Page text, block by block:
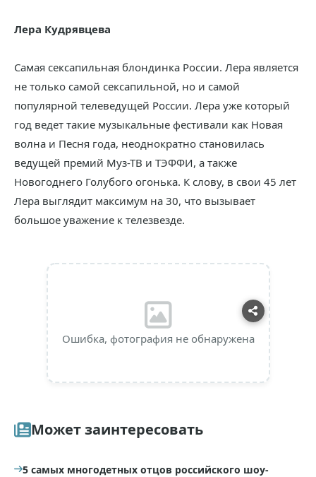
Лера Кудрявцева
Самая сексапильная блондинка России. Лера является
не только самой сексапильной, но и самой
популярной телеведущей России. Лера уже который
год ведет такие музыкальные фестивали как Новая
волна и Песня года, неоднократно становилась
ведущей премий Муз-ТВ и ТЭФФИ, а также
Новогоднего Голубого огонька. К слову, в свои 45 лет
Лера выглядит максимум на 30, что вызывает
большое уважение к телезвезде.
Ошибка, фотография не обнаружена
Может заинтересовать
5 самых многодетных отцов российского шоу-